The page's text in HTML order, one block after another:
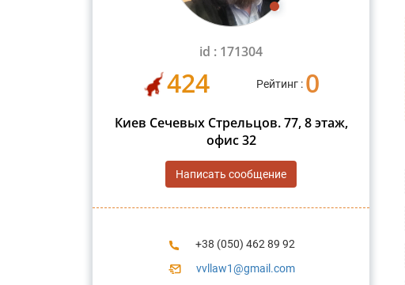
id : 171304
424 Рейтинг : 0
Киев Сечевых Стрельцов. 77, 8 этаж,
офис 32
Написать сообщение
+38 (050) 462 89 92
vvllaw1@gmail.com